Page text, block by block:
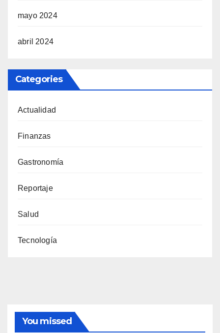
mayo 2024
abril 2024
Categories
Actualidad
Finanzas
Gastronomía
Reportaje
Salud
Tecnología
You missed